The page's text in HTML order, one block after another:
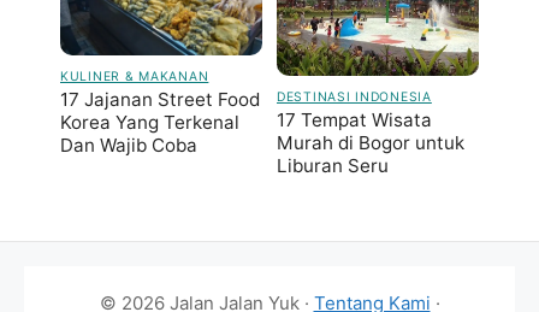
KULINER & MAKANAN
17 Jajanan Street Food
Korea Yang Terkenal
Dan Wajib Coba
DESTINASI INDONESIA
17 Tempat Wisata
Murah di Bogor untuk
Liburan Seru
© 2026 Jalan Jalan Yuk · Tentang Kami ·